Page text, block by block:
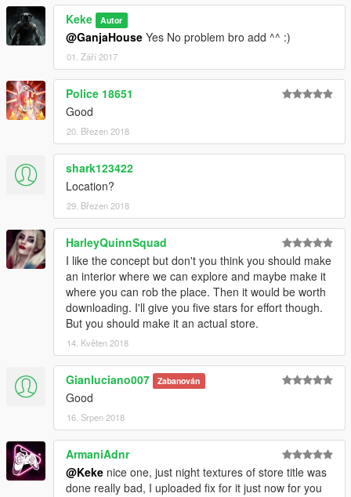
Keke Autor
@GanjaHouse Yes No problem bro add ^^ :)
01. Září 2017
Police 18651
Good
20. Březen 2018
shark123422
Location?
29. Březen 2018
HarleyQuinnSquad
I like the concept but don't you think you should make
an interior where we can explore and maybe make it
where you can rob the place. Then it would be worth
downloading. I'll give you five stars for effort though.
But you should make it an actual store.
14. Květen 2018
Gianluciano007 Zabanován
Good
16. Srpen 2018
ArmaniAdnr
@Keke nice one, just night textures of store title was
done really bad, I uploaded fix for it just now for you